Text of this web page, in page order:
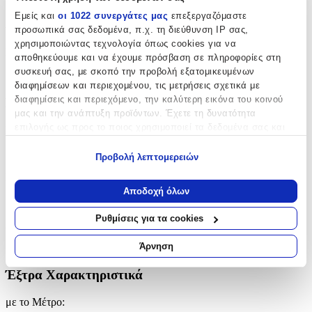
Εμείς και οι 1022 συνεργάτες μας επεξεργαζόμαστε
προσωπικά σας δεδομένα, π.χ. τη διεύθυνση IP σας,
χρησιμοποιώντας τεχνολογία όπως cookies για να
αποθηκεύουμε και να έχουμε πρόσβαση σε πληροφορίες στη
συσκευή σας, με σκοπό την προβολή εξατομικευμένων
διαφημίσεων και περιεχομένου, τις μετρήσεις σχετικά με
διαφημίσεις και περιεχόμενο, την καλύτερη εικόνα του κοινού
μας και την ανάπτυξη προϊόντων. Έχετε τη δυνατότητα
Να συλλέξουμε πληροφορίες σχετικά με τη γεωγραφική
σας τοποθεσία, οι οποίες μπορεί να είναι ακριβείς σε
απόσταση μερικών μέτρων
Να αναγνωρίσουμε τη συσκευή σας σαρώνοντας ενεργά
για συγκεκριμένα χαρακτηριστικά (δακτυλικό αποτύπωμα)
Μάθετε περισσότερα σχετικά με τον τρόπο επεξεργασίας των
προσωπικών σας δεδομένων και καθορίστε τις προτιμήσεις σας
στην
ενότητα “Λεπτομέρειες”
ανακαλέσετε τη συγκατάθεσή σας ανά πάσα στιγμή από τη
Προβολή λεπτομερειών
Αποδοχή όλων
Ρυθμίσεις για τα cookies
Άρνηση
Χαρακτηριστικά
Κατασκευαστής
Greenwich Polo Club
Βασικά Χαρακτηριστικά
Κατασκευή:
Μηχανής
Χρώμα
Έξτρα Χαρακτηριστικά
με το Μέτρο: